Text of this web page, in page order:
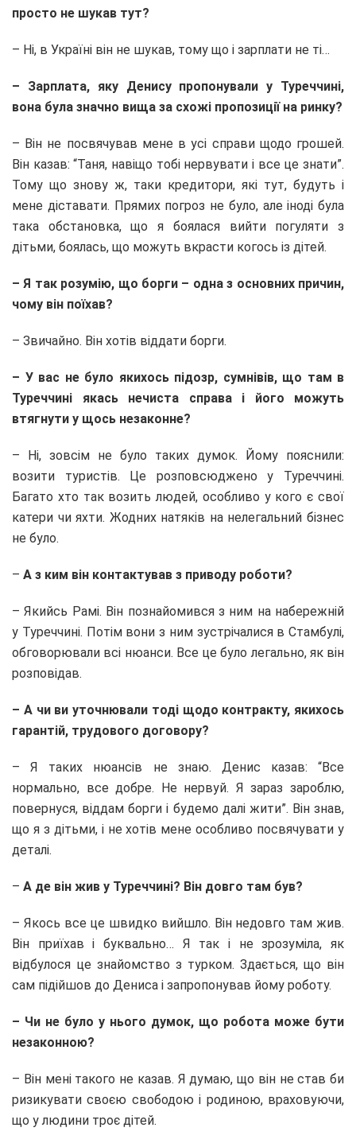
просто не шукав тут?
– Ні, в Україні він не шукав, тому що і зарплати не ті…
– Зарплата, яку Денису пропонували у Туреччині,
вона була значно вища за схожі пропозиції на ринку?
– Він не посвячував мене в усі справи щодо грошей.
Він казав: “Таня, навіщо тобі нервувати і все це знати”.
Тому що знову ж, таки кредитори, які тут, будуть і
мене діставати. Прямих погроз не було, але іноді була
така обстановка, що я боялася вийти погуляти з
дітьми, боялась, що можуть вкрасти когось із дітей.
– Я так розумію, що борги – одна з основних причин,
чому він поїхав?
– Звичайно. Він хотів віддати борги.
– У вас не було якихось підозр, сумнівів, що там в
Туреччині якась нечиста справа і його можуть
втягнути у щось незаконне?
– Ні, зовсім не було таких думок. Йому пояснили:
возити туристів. Це розповсюджено у Туреччині.
Багато хто так возить людей, особливо у кого є свої
катери чи яхти. Жодних натяків на нелегальний бізнес
не було.
– А з ким він контактував з приводу роботи?
– Якийсь Рамі. Він познайомився з ним на набережній
у Туреччині. Потім вони з ним зустрічалися в Стамбулі,
обговорювали всі нюанси. Все це було легально, як він
розповідав.
– А чи ви уточнювали тоді щодо контракту, якихось
гарантій, трудового договору?
– Я таких нюансів не знаю. Денис казав: “Все
нормально, все добре. Не нервуй. Я зараз зароблю,
повернуся, віддам борги і будемо далі жити”. Він знав,
що я з дітьми, і не хотів мене особливо посвячувати у
деталі.
– А де він жив у Туреччині? Він довго там був?
– Якось все це швидко вийшло. Він недовго там жив.
Він приїхав і буквально… Я так і не зрозуміла, як
відбулося це знайомство з турком. Здається, що він
сам підійшов до Дениса і запропонував йому роботу.
– Чи не було у нього думок, що робота може бути
незаконною?
– Він мені такого не казав. Я думаю, що він не став би
ризикувати своєю свободою і родиною, враховуючи,
що у людини троє дітей.